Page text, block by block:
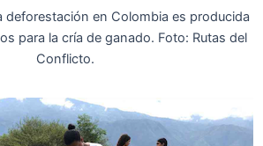
deforestación en Colombia es producida
para la cría de ganado. Foto: Rutas del
Conflicto.